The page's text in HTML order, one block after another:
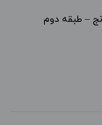
– طبقه دوم